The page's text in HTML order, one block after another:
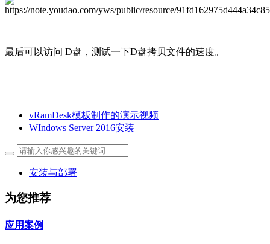
最后可以访问 D盘，测试一下D盘拷贝文件的速度。
vRamDesk模板制作的演示视频
WIndows Server 2016安装
安装与部署
为您推荐
应用案例